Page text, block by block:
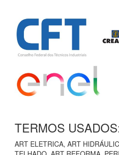
TERMOS
ART ELETRICA, ART